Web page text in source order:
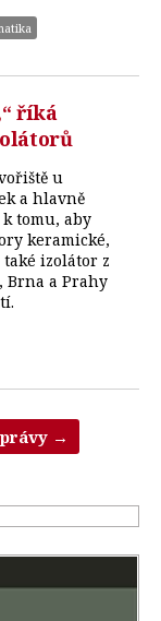
říká
u
a hlavně
tomu, aby
keramické,
izolátor z
Brna a Prahy
→